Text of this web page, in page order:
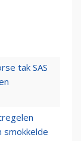
tak SAS
smokkelde